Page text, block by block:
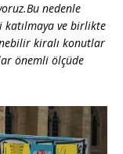
Bu nedenle
katılmaya ve birlikte
kiralı konutlar
önemli ölçüde